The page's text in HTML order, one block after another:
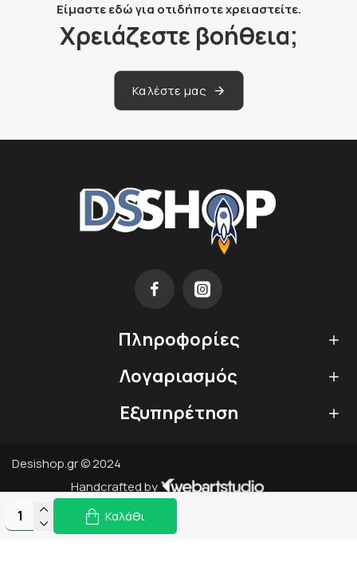
Καλάθι
Είμαστε εδώ για οτιδήποτε χρειαστείτε.
Χρειάζεστε βοήθεια;
Καλέστε μας
Πληροφορίες
Λογαριασμός
Εξυπηρέτηση
Desishop.gr © 2024
Handcrafted by